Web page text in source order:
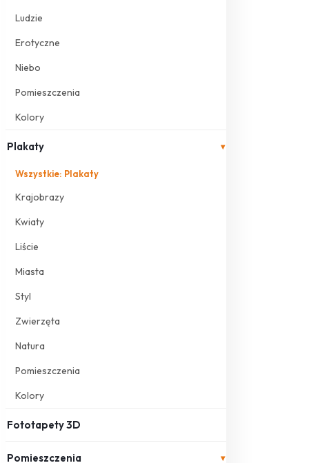
Ludzie
Erotyczne
Niebo
Pomieszczenia
Kolory
Plakaty ▾
Wszystkie: Plakaty
Krajobrazy
Kwiaty
Liście
Miasta
Styl
Zwierzęta
Natura
Pomieszczenia
Kolory
Fototapety 3D
Pomieszczenia ▾